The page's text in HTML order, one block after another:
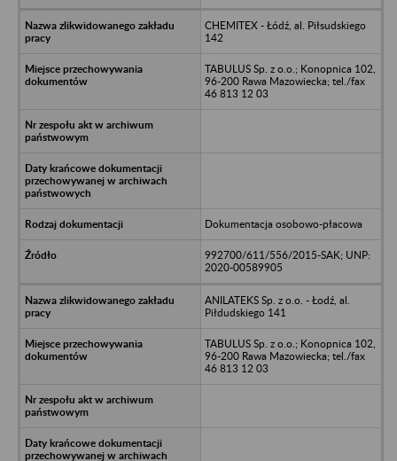
CHEMITEX - Łódź, al. Piłsudskiego
142
TABULUS Sp. z o.o.; Konopnica 102,
96-200 Rawa Mazowiecka; tel./fax
46 813 12 03
Dokumentacja osobowo-płacowa
992700/611/556/2015-SAK; UNP:
2020-00589905
ANILATEKS Sp. z o.o. - Łodź, al.
Piłdudskiego 141
TABULUS Sp. z o.o.; Konopnica 102,
96-200 Rawa Mazowiecka; tel./fax
46 813 12 03